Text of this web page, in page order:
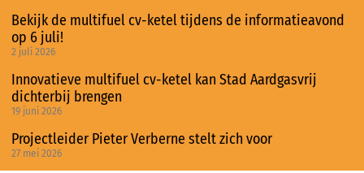
Bekijk de multifuel cv-ketel tijdens de informatieavond
op 6 juli!
2 juli 2026
Innovatieve multifuel cv-ketel kan Stad Aardgasvrij
dichterbij brengen
19 juni 2026
Projectleider Pieter Verberne stelt zich voor
27 mei 2026